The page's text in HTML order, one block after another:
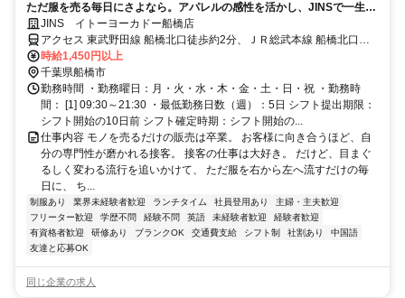
ただ服を売る毎日にさよなら。アパレルの感性を活かし、JINSで一生モ
ノの「専門技術職」へ。
JINS イトーヨーカドー船橋店
アクセス 東武野田線 船橋北口徒歩約2分、ＪＲ総武本線 船橋北口徒
歩約2分、京成本線 京成船橋東口徒歩約5分 JR総武線・東武野田線
「船橋駅」北口から徒歩3分、京成船橋駅東口から徒歩4分
時給1,450円以上
千葉県船橋市
勤務時間 ・勤務曜日：月・火・水・木・金・土・日・祝 ・勤務時
間： [1] 09:30～21:30 ・最低勤務日数（週）：5日 シフト提出期限：
シフト開始の10日前 シフト確定時期：シフト開始の...
仕事内容 モノを売るだけの販売は卒業。 お客様に向き合うほど、自
分の専門性が磨かれる接客。 接客の仕事は大好き。 だけど、目まぐ
るしく変わる流行を追いかけて、 ただ服を右から左へ流すだけの毎
日に、 ち...
制服あり 業界未経験者歓迎 ランチタイム 社員登用あり
主婦・主夫歓迎
フリーター歓迎
学歴不問 経験不問 英語 未経験者歓迎
経験者歓迎
有資格者歓迎
研修あり ブランクOK 交通費支給 シフト制 社割あり
中国語
友達と応募OK
同じ企業の求人